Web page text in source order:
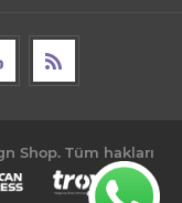
Shop. Tüm hakları